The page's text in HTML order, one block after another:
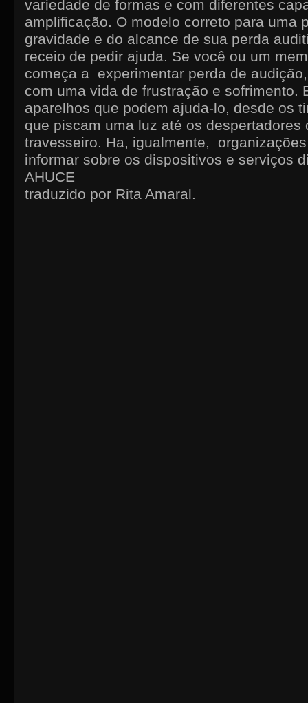
variedade de formas e com diferentes
amplificação. O modelo correto para uma
gravidade e do alcance de sua perda
receio de pedir ajuda. Se você ou um
começa a experimentar perda de
com uma vida de frustração e sofrimento.
aparelhos que podem ajuda-lo, desde os
que piscam uma luz até os despertadores
travesseiro. Ha, igualmente,
informar sobre os dispositivos e serviços
AHUCE
traduzido por Rita Amaral.